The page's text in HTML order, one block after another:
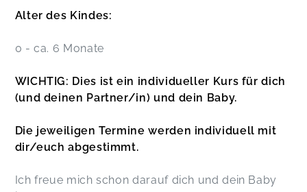
Alter des Kindes:
0 - ca. 6 Monate
WICHTIG: Dies ist ein individueller Kurs für dich
(und deinen Partner/in) und dein Baby.
Die jeweiligen Termine werden individuell mit
dir/euch abgestimmt.
Ich freue mich schon darauf dich und dein Baby